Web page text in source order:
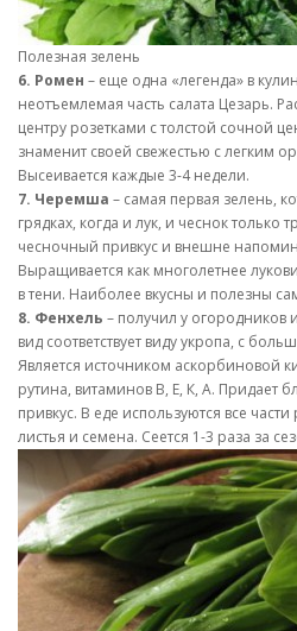
Полезная зелень
6. Ромен – еще одна «легенда» в
неотъемлемая часть салата Цезарь.
центру розетками с толстой сочной
знаменит своей свежестью с легким
Высеивается каждые 3-4 недели.
7. Черемша – самая первая зелень,
грядках, когда и лук, и чеснок только
чесночный привкус и внешне
Выращивается как многолетнее
в тени. Наиболее вкусны и полезны
8. Фенхель – получил у
вид соответствует виду укропа, с
Является источником аскорбиновой
рутина, витаминов В, Е, К, А. Придает
привкус. В еде используются все
листья и семена. Сеется 1-3 раза за